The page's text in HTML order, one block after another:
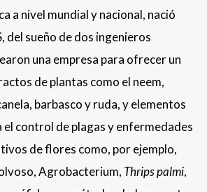
a nivel mundial y nacional, nació
del sueño de dos ingenieros
una empresa para ofrecer un
de plantas como el neem,
barbasco y ruda, y elementos
el control de plagas y enfermedades
de flores como, por ejemplo,
Agrobacterium, Thrips palmi,